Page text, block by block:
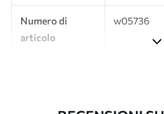
Numero di
articolo
w05736